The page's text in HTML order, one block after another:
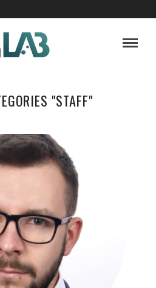
"STAFF"